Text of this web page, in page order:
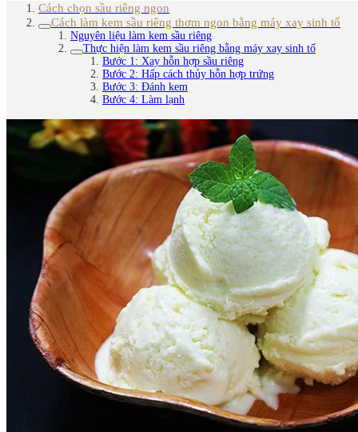
Cách chọn sầu riêng ngon
Cách làm kem sầu riêng thơm ngon bằng máy xay sinh tố
Nguyên liệu làm kem sầu riêng
Thực hiện làm kem sầu riêng bằng máy xay sinh tố
Bước 1: Xay hỗn hợp sầu riêng
Bước 2: Hấp cách thủy hỗn hợp trứng
Bước 3: Đánh kem
Bước 4: Làm lạnh